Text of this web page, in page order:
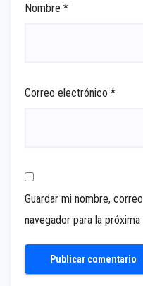
Nombre *
Correo electrónico *
Guardar mi nombre,
navegador para la